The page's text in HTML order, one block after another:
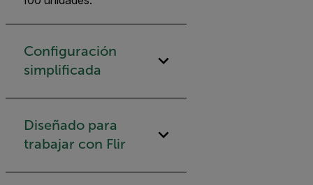
Configuración
simplificada
Diseñado para
trabajar con Flir